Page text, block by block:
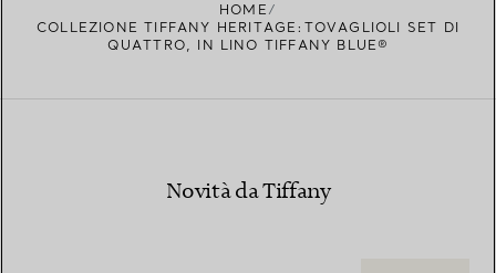
HOME
COLLEZIONE TIFFANY HERITAGE:TOVAGLIOLI SET DI
QUATTRO, IN LINO TIFFANY BLUE®
Novità da Tiffany